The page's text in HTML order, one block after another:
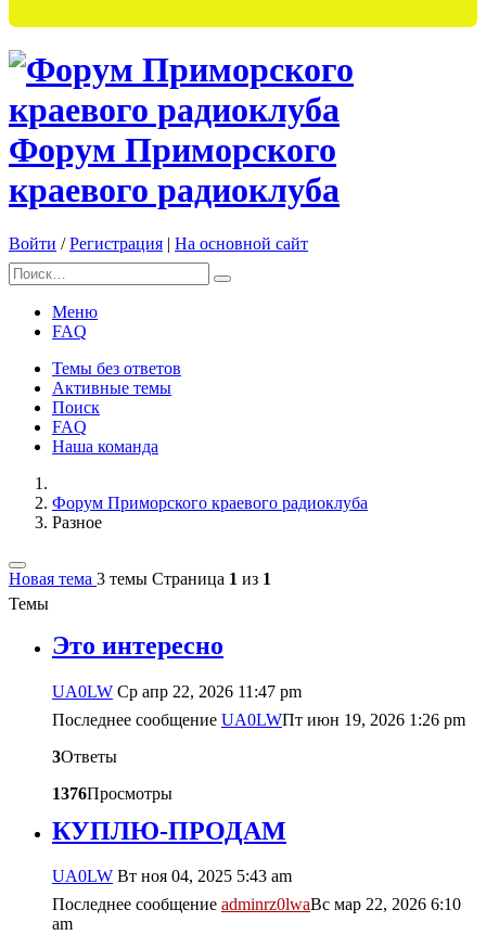
Форум Приморского
краевого радиоклуба
Войти /Регистрация | На основной сайт
Меню
FAQ
Темы без ответов
Активные темы
Поиск
FAQ
Наша команда
Форум Приморского краевого радиоклуба
Разное
Новая тема 3 темы Страница 1 из 1
Темы
Это интересно
UA0LW Ср апр 22, 2026 11:47 pm
Последнее сообщение UA0LWПт июн 19, 2026 1:26 pm
3Ответы
1376Просмотры
КУПЛЮ-ПРОДАМ
UA0LW Вт ноя 04, 2025 5:43 am
Последнее сообщение adminrz0lwaВс мар 22, 2026 6:10
am